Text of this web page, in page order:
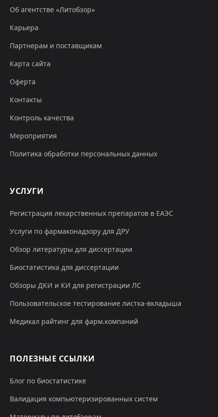
Об агентстве «Литобзор»
Карьера
Партнерам и поставщикам
Карта сайта
Оферта
Контакты
Контроль качества
Мероприятия
Политика обработки персональных данных
УСЛУГИ
Регистрация лекарственных препаратов в ЕАЭС
Услуги по фармаконадзору для ДРУ
Обзор литературы для диссертации
Биостатистика для диссертации
Обзоры ДКИ и КИ для регистрации ЛС
Пользовательское тестирование листка-вкладыша
Медикал райтинг для фарм.компаний
ПОЛЕЗНЫЕ ССЫЛКИ
Блог по биостатистике
Валидация компьютеризированных систем